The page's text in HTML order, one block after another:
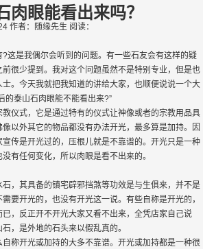
肉眼能看出来吗？
作者：随缘先生 阅读：
是我偶尔会听到的问题。有一些石友会有这样的疑
很少提到。我对这个问题虽然不是特别专业，但是也
。今天我就把我知道的讲给大家，也顺便说说一个大
的泰山石肉眼能不能看出来?”
式，它是通过特有的仪式让神像或者的宗教用品具
以外其它的物品都没有办法开光，最多算是加持。因
传是开光过的，压根儿就是不靠谱的。开光只是一种
有任何变化，所以肉眼是看不出来的。
其具备的镇宅辟邪挡煞等功效是与生俱来，并不是
要开光的，也没有开光这一说。有些自称是开光的，
，反正开不开光大家又看不出来，全凭店家自己说
，是外地的石头来以假乱真的。
开光或加持的大多不靠谱。开光或加持都是一种很